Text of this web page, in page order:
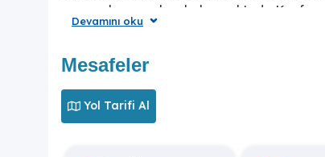
ve çocuk oyun alanı bulunmaktadır.
odası, tam donanımlı açık mutfak; iki
Eşsiz mimarisi ve tüm lüksleri ile villa; size
Devamını oku
Mesafeler
Yol Tarifi Al